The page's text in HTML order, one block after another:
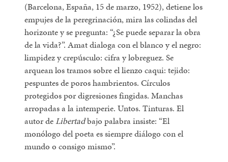
(Barcelona, España, 15 de marzo, 1952), detiene los
empujes de la peregrinación, mira las colindas del
horizonte y se pregunta: “¿Se puede separar la obra
de la vida?”. Amat dialoga con el blanco y el negro:
limpidez y crepúsculo: cifra y lobreguez. Se
arquean los tramos sobre el lienzo caqui: tejido:
pespuntes de poros hambrientos. Círculos
protegidos por digresiones fingidas. Manchas
arropadas a la intemperie. Untos. Tinturas. El
autor deLibertadbajo palabra insiste: “El
monólogo del poeta es siempre diálogo con el
mundo o consigo mismo”.